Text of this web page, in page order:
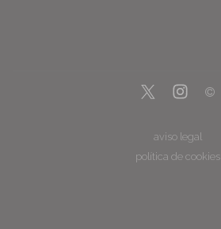
aviso legal
política de cookies